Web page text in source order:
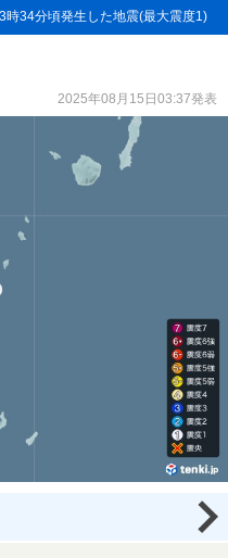
時34分頃発生した地震(最大震度1)
2025年08月15日03:37発表